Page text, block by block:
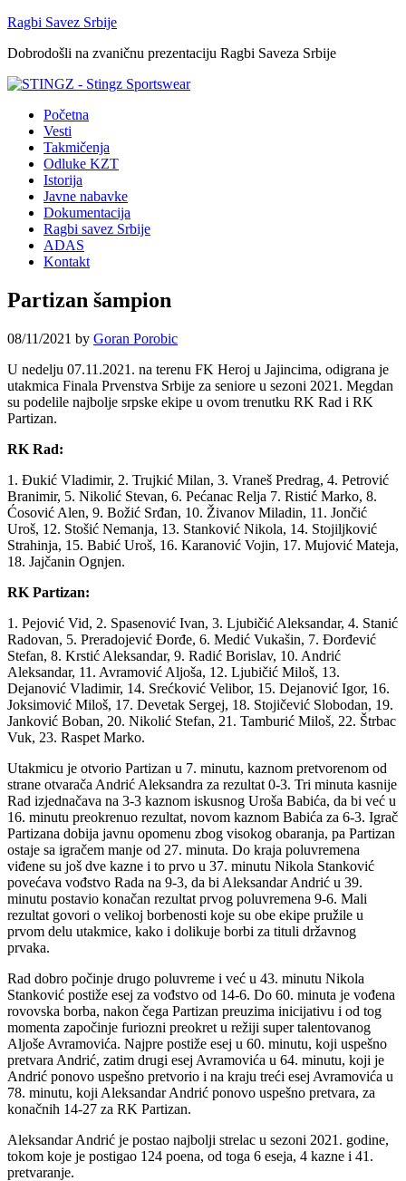
Ragbi Savez Srbije
Dobrodošli na zvaničnu prezentaciju Ragbi Saveza Srbije
Početna
Vesti
Takmičenja
Odluke KZT
Istorija
Javne nabavke
Dokumentacija
Ragbi savez Srbije
ADAS
Kontakt
Partizan šampion
08/11/2021 by Goran Porobic
U nedelju 07.11.2021. na terenu FK Heroj u Jajincima, odigrana je
utakmica Finala Prvenstva Srbije za seniore u sezoni 2021. Megdan
su podelile najbolje srpske ekipe u ovom trenutku RK Rad i RK
Partizan.
RK Rad:
1. Đukić Vladimir, 2. Trujkić Milan, 3. Vraneš Predrag, 4. Petrović
Branimir, 5. Nikolić Stevan, 6. Pećanac Relja 7. Ristić Marko, 8.
Ćosović Alen, 9. Božić Srđan, 10. Živanov Miladin, 11. Jončić
Uroš, 12. Stošić Nemanja, 13. Stanković Nikola, 14. Stojiljković
Strahinja, 15. Babić Uroš, 16. Karanović Vojin, 17. Mujović Mateja,
18. Jajčanin Ognjen.
RK Partizan:
1. Pejović Vid, 2. Spasenović Ivan, 3. Ljubičić Aleksandar, 4. Stanić
Radovan, 5. Preradojević Đorđe, 6. Medić Vukašin, 7. Đorđević
Stefan, 8. Krstić Aleksandar, 9. Radić Borislav, 10. Andrić
Aleksandar, 11. Avramović Aljoša, 12. Ljubičić Miloš, 13.
Dejanović Vladimir, 14. Srećković Velibor, 15. Dejanović Igor, 16.
Joksimović Miloš, 17. Devetak Sergej, 18. Stojičević Slobodan, 19.
Janković Boban, 20. Nikolić Stefan, 21. Tamburić Miloš, 22. Štrbac
Vuk, 23. Raspet Marko.
Utakmicu je otvorio Partizan u 7. minutu, kaznom pretvorenom od
strane otvarača Andrić Aleksandra za rezultat 0-3. Tri minuta kasnije
Rad izjednačava na 3-3 kaznom iskusnog Uroša Babića, da bi već u
16. minutu preokrenuo rezultat, novom kaznom Babića za 6-3. Igrač
Partizana dobija javnu opomenu zbog visokog obaranja, pa Partizan
ostaje sa igračem manje od 27. minuta. Do kraja poluvremena
viđene su još dve kazne i to prvo u 37. minutu Nikola Stanković
povećava vođstvo Rada na 9-3, da bi Aleksandar Andrić u 39.
minutu postavio konačan rezultat prvog poluvremena 9-6. Mali
rezultat govori o velikoj borbenosti koje su obe ekipe pružile u
prvom delu utakmice, kako i dolikuje borbi za tituli državnog
prvaka.
Rad dobro počinje drugo poluvreme i već u 43. minutu Nikola
Stanković postiže esej za vođstvo od 14-6. Do 60. minuta je vođena
rovovska borba, nakon čega Partizan preuzima inicijativu i od tog
momenta započinje furiozni preokret u režiji super talentovanog
Aljoše Avramovića. Najpre postiže esej u 60. minutu, koji uspešno
pretvara Andrić, zatim drugi esej Avramovića u 64. minutu, koji je
Andrić ponovo uspešno pretvorio i na kraju treći esej Avramovića u
78. minutu, koji Aleksandar Andrić ponovo uspešno pretvara, za
konačnih 14-27 za RK Partizan.
Aleksandar Andrić je postao najbolji strelac u sezoni 2021. godine,
tokom koje je postigao 124 poena, od toga 6 eseja, 4 kazne i 41.
pretvaranje.